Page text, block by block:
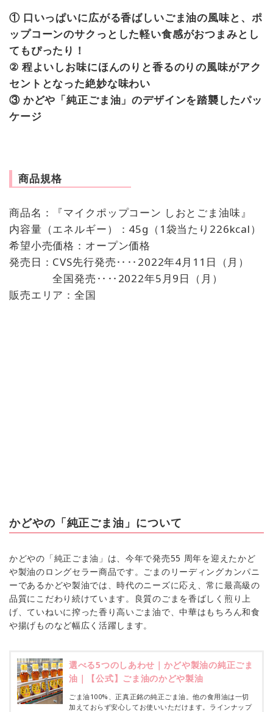
① 口いっぱいに広がる香ばしいごま油の風味と、ポ
ップコーンのサクっとした軽い食感がおつまみとし
てもぴったり！
② 程よいしお味にほんのりと香るのりの風味がアク
セントとなった絶妙な味わい
③ かどや「純正ごま油」のデザインを踏襲したパッ
ケージ
商品規格
商品名：『マイクポップコーン しおとごま油味』
内容量（エネルギー）：45g（1袋当たり226kcal）
希望小売価格：オープン価格
発売日：CVS先行発売‥‥2022年4月11日（月）
全国発売‥‥2022年5月9日（月）
販売エリア：全国
かどやの「純正ごま油」について
かどやの「純正ごま油」は、今年で発売55 周年を迎えたかど
や製油のロングセラー商品です。ごまのリーディングカンパニ
ーであるかどや製油では、時代のニーズに応え、常に最高級の
品質にこだわり続けています。良質のごまを香ばしく煎り上
げ、ていねいに搾った香り高いごま油で、中華はもちろん和食
や揚げものなど幅広く活躍します。
選べる5つのしあわせ｜かどや製油の純正ごま
油｜【公式】ごま油のかどや製油
ごま油100%、正真正銘の純正ごま油。他の食用油は一切
加えておらず安心してお使いいただけます。ラインナップ